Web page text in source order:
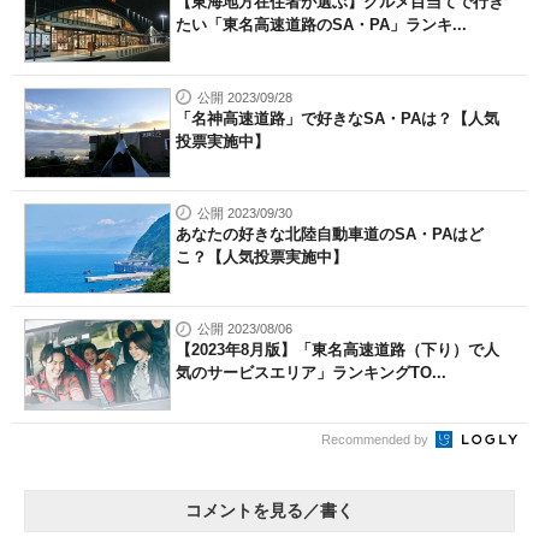
たい「東名高速道路のSA・PA」ランキ...
公開 2023/09/28
「名神高速道路」で好きなSA・PAは？【人気
投票実施中】
公開 2023/09/30
あなたの好きな北陸自動車道のSA・PAはど
こ？【人気投票実施中】
公開 2023/08/06
【2023年8月版】「東名高速道路（下り）で人
気のサービスエリア」ランキングTO...
Recommended by
コメントを見る／書く